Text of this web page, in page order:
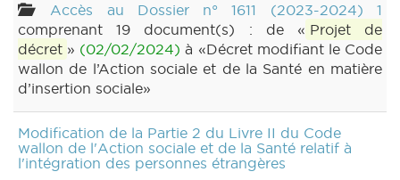
Accès au Dossier n° 1611 (2023-2024) 1
comprenant 19 document(s) : de « Projet de
décret » (02/02/2024) à «Décret modifiant le Code
wallon de l’Action sociale et de la Santé en matière
d’insertion sociale»
Modification de la Partie 2 du Livre II du Code
wallon de l'Action sociale et de la Santé relatif à
l'intégration des personnes étrangères